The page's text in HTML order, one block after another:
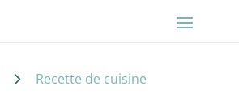
5 Recette de cuisine